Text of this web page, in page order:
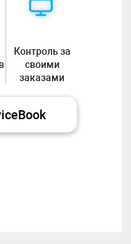
Контроль за
своими
заказами